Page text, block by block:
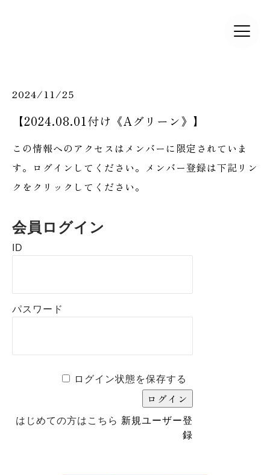
2024/11/25
【2024.08.01付け《Aグリーン》】
この情報へのアクセスはメンバーに限定されていま
す。ログインしてください。メンバー登録は下記リン
クをクリックしてください。
会員ログイン
ID
パスワード
ログイン状態を保存する
はじめての方はこちら 新規ユーザー登
録